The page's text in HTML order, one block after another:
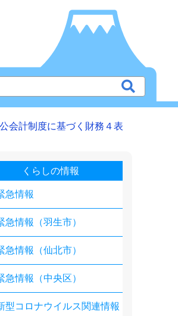
会計制度に基づく財務４表
くらしの情報
急情報
急情報（羽生市）
急情報（仙北市）
急情報（中央区）
型コロナウイルス関連情報